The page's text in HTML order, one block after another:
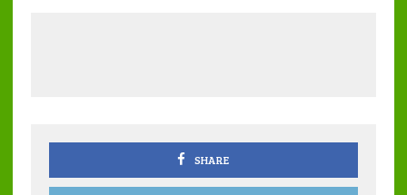
k p SHARE